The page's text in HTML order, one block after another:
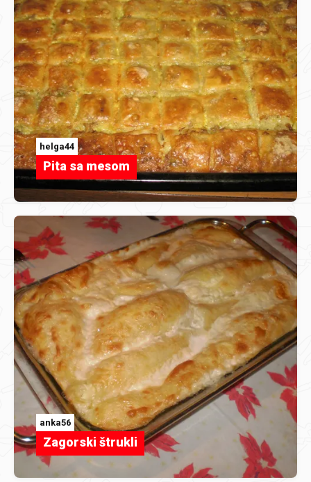
helga44
Pita sa mesom
anka56
Zagorski štrukli